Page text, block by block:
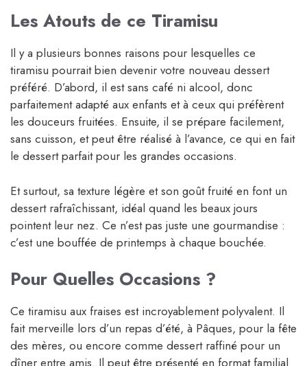
Les Atouts de ce Tiramisu
Il y a plusieurs bonnes raisons pour lesquelles ce
tiramisu pourrait bien devenir votre nouveau dessert
préféré. D’abord, il est sans café ni alcool, donc
parfaitement adapté aux enfants et à ceux qui préfèrent
les douceurs fruitées. Ensuite, il se prépare facilement,
sans cuisson, et peut être réalisé à l’avance, ce qui en fait
le dessert parfait pour les grandes occasions.
Et surtout, sa texture légère et son goût fruité en font un
dessert rafraîchissant, idéal quand les beaux jours
pointent leur nez. Ce n’est pas juste une gourmandise :
c’est une bouffée de printemps à chaque bouchée.
Pour Quelles Occasions ?
Ce tiramisu aux fraises est incroyablement polyvalent. Il
fait merveille lors d’un repas d’été, à Pâques, pour la fête
des mères, ou encore comme dessert raffiné pour un